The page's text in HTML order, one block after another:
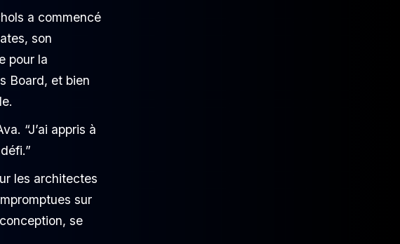
a commencé
son
pour la
Board, et bien
“J’ai appris à
les architectes
sur
se